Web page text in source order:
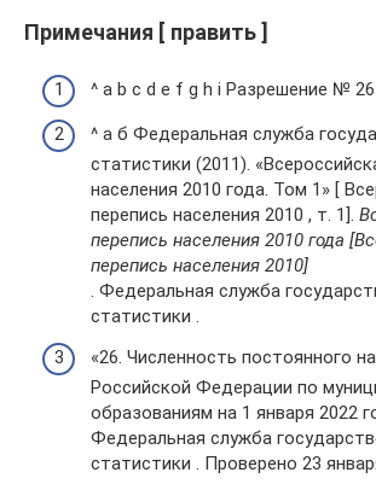
Примечания [ править ]
^ a b c d e f g h i Разрешение №
^ а б Федеральная служба
статистики (2011).
населения 2010 года. Том 1» [
перепись населения 2010 , т. 1].
перепись населения 2010 года
перепись населения 2010]
. Федеральная служба
статистики .
«26. Численность постоянного
Российской Федерации по
образованиям на 1 января 2022
Федеральная служба
статистики . Проверено 23